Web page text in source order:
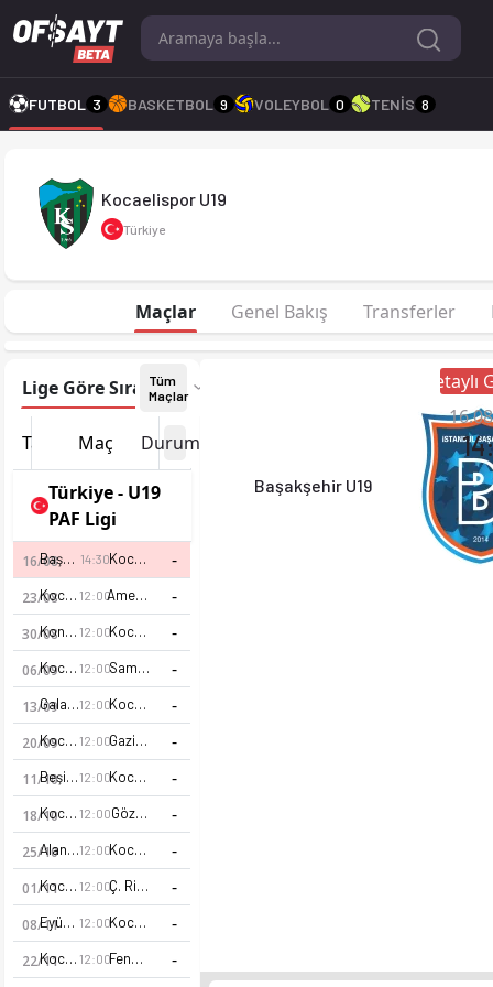
Kocaelispor U19 26-27 sezonu | U19 PAF Ligi'de 1. sırada,
FUTBOL 3 BASKETBOL 9 VOLEYBOL 0 TENİS 8
Kocaelispor U19
Türkiye
Maçlar Genel Bakış Transferler
Lige Göre Sırala Tarihe Göre Sırala
Tüm
Maçlar
Tarih Maç Durum
Türkiye - U19
PAF Ligi
16/08 Başakşehir U19 14:30 Kocaelispor U19 -
23/08 Kocaelispor U19 12:00 Amed Sportif Faaliyetler U19 -
30/08 Konyaspor U19 12:00 Kocaelispor U19 -
06/09 Kocaelispor U19 12:00 Samsunspor U19 -
13/09 Galatasaray U1912:00 Kocaelispor U19 -
20/09 Kocaelispor U19 12:00 Gaziantep FK U19 -
11/10 Beşiktaş U19 12:00 Kocaelispor U19 -
18/10 Kocaelispor U19 12:00 Göztepe U19 -
25/10 Alanyaspor U1912:00 Kocaelispor U19 -
01/11 Kocaelispor U19 12:00 Ç. Rizespor U19 -
08/11 Eyüpspor U19 12:00 Kocaelispor U19 -
22/11 Kocaelispor U19 12:00 Fenerbahçe U19 -
Detaylı
Başakşehir U19